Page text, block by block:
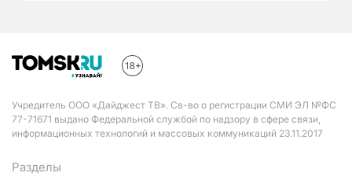
Учредитель ООО «Дайджест ТВ». Св-во о регистрации СМИ ЭЛ №ФС
77-71671 выдано Федеральной службой по надзору в сфере связи,
информационных технологий и массовых коммуникаций 23.11.2017
Разделы